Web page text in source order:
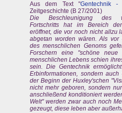
Aus dem Text "Gentechnik -
Zeitgeschichte (B 27/2001)
Die Beschleunigung des
Fortschritts hat im Bereich
eröffnet, die vor noch nicht allzu
abgetan worden wären. Als
des menschlichen Genoms
Forschern eine "schöne
menschlichen Lebens schien
sein. Die Gentechnik
Erbinformationen, sondern
der Beginn der Huxley'schen
nicht mehr geboren, sondern
anschließend konditioniert
Welt" werden zwar auch noch
gezeugt, diese leben aber